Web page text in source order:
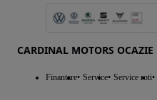
CARDINAL MOTORS OCAZIE
Finantare Service Service roti